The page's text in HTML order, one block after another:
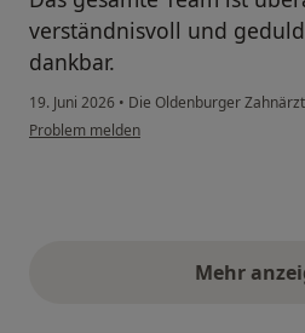
verständnisvoll und
dankbar.
19. Juni 2026 • Die Oldenburger
Problem melden
Mehr